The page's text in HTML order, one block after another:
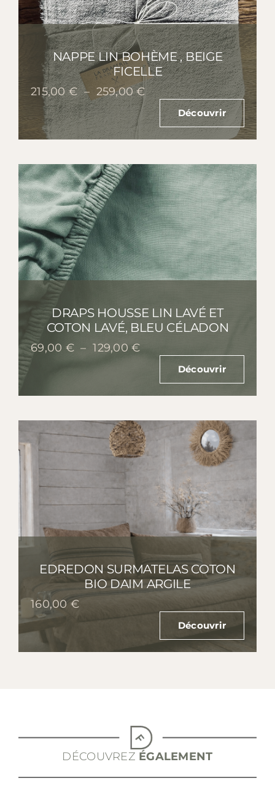
NAPPE LIN BOHÈME , BEIGE
FICELLE
215,00€ – 259,00€Plage
de
prix :
215,00 €
259,00 €
Découvrir
DRAPS HOUSSE LIN LAVÉ ET
COTON LAVÉ, BLEU CÉLADON
69,00 € – 129,00€Plage
129,00 €
Découvrir
EDREDON SURMATELAS COTON
BIO DAIM ARGILE
160,00€
Découvrir
DÉCOUVREZ ÉGALEMENT